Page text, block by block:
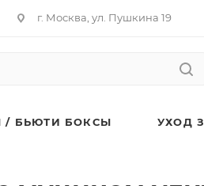
г. Москва, ул. Пушкина 19
/ БЬЮТИ БОКСЫ УХОД